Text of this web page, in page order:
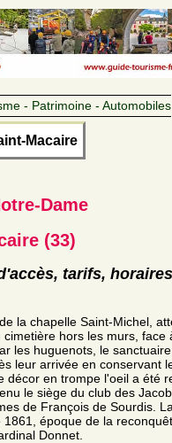
- Patrimoine - Automobiles
Macaire
Dame
(33)
tarifs, horaires
la chapelle Saint-Michel,
hors les murs, face
les huguenots, le
leur arrivée en conservant
décor en trompe l'oeil a été
le siège du club des
de François de Sourdis.
époque de la
Donnet.